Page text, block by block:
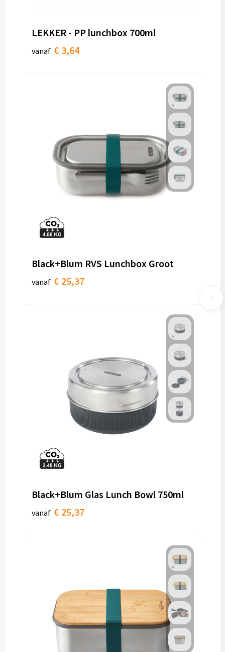
LEKKER - PP lunchbox 700ml
vanaf € 3,64
Black+Blum RVS Lunchbox Groot
vanaf € 25,37
Black+Blum Glas Lunch Bowl 750ml
vanaf € 25,37